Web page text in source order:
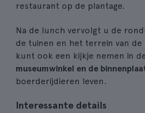
restaurant op de plantage.
Na de lunch vervolgt u de
de tuinen en het terrein van de
kunt ook een kijkje nemen in
museumwinkel en de
boerderijdieren leven.
Interessante details